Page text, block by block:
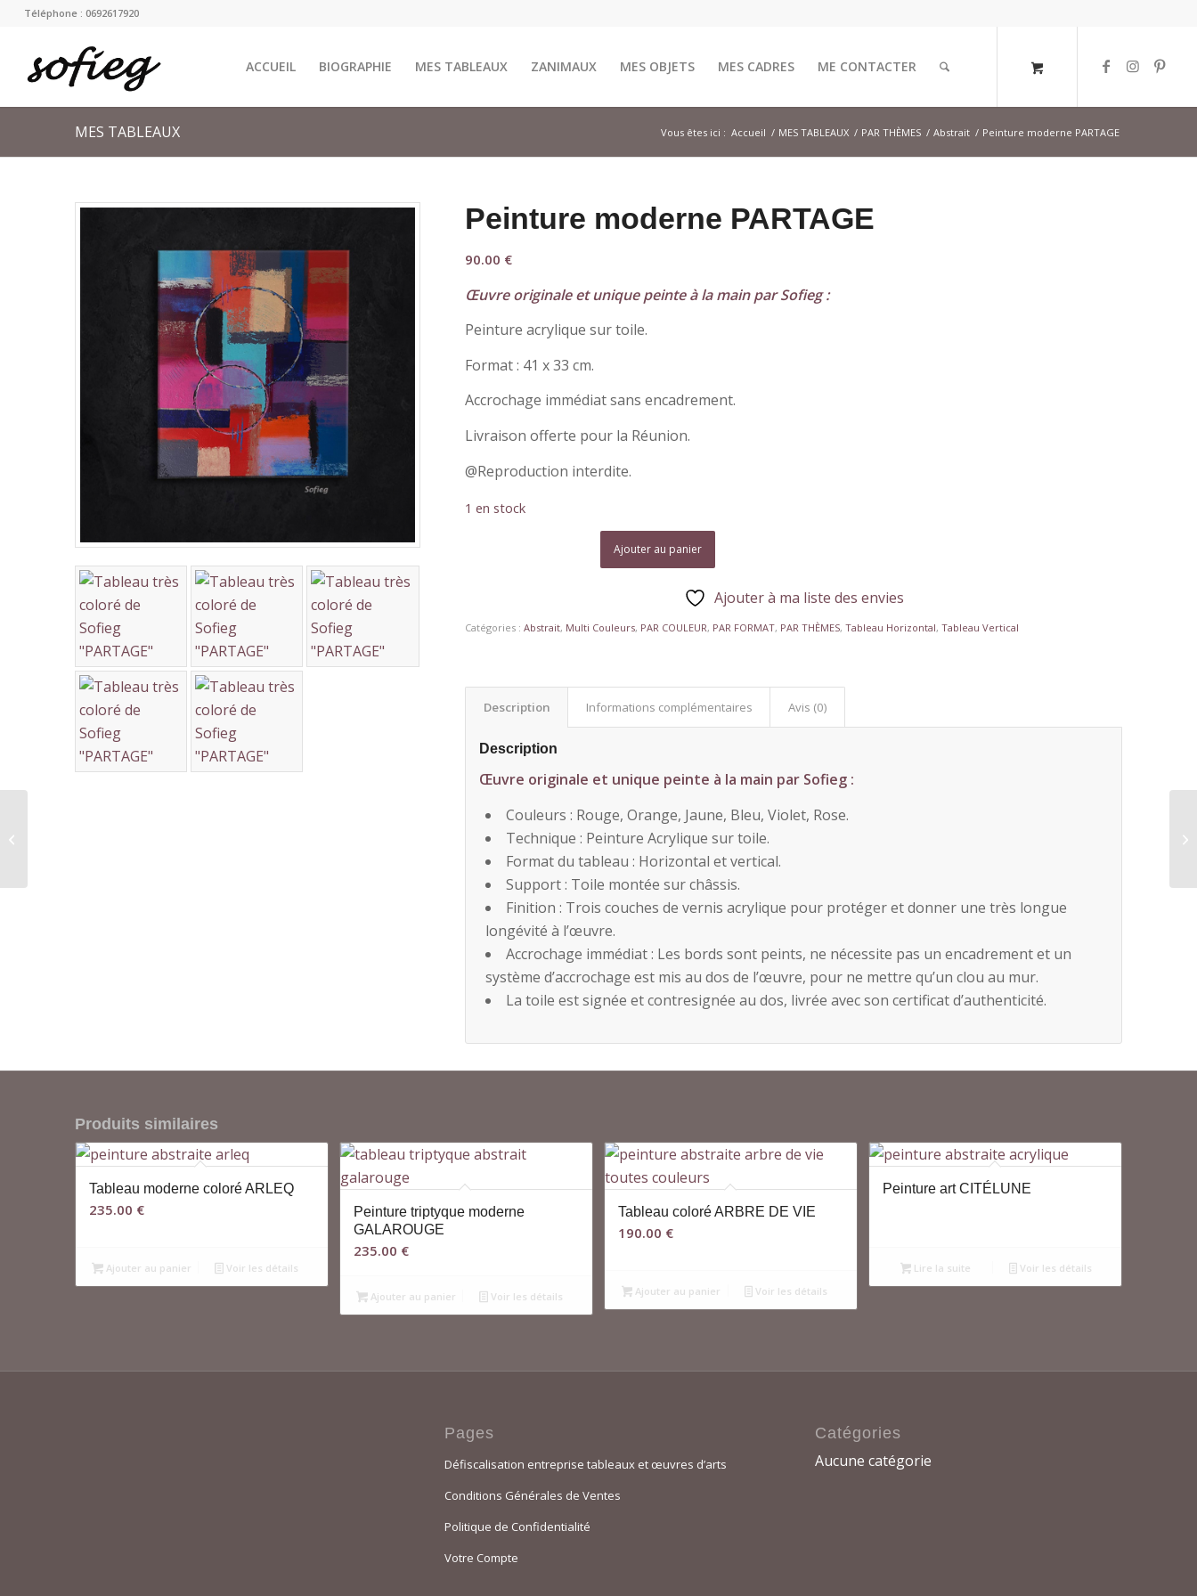
Téléphone : 0692617920
ACCUEIL BIOGRAPHIE MES TABLEAUX ZANIMAUX MES OBJETS MES CADRES ME CONTACTER
MES TABLEAUX Vous êtes ici : Accueil / MES TABLEAUX / PAR THÈMES / Abstrait / Peinture moderne PARTAGE
Peinture moderne PARTAGE
90.00 €
Œuvre originale et unique peinte à la main par Sofieg :
Peinture acrylique sur toile.
Format : 41 x 33 cm.
Accrochage immédiat sans encadrement.
Livraison offerte pour la Réunion.
@Reproduction interdite.
1 en stock
Ajouter au panier
Ajouter à ma liste des envies
Catégories : Abstrait, Multi Couleurs, PAR COULEUR, PAR FORMAT, PAR THÈMES, Tableau Horizontal, Tableau Vertical
Description Informations complémentaires Avis (0)
Description
Œuvre originale et unique peinte à la main par Sofieg :
Couleurs : Rouge, Orange, Jaune, Bleu, Violet, Rose.
Technique : Peinture Acrylique sur toile.
Format du tableau : Horizontal et vertical.
Support : Toile montée sur châssis.
Finition : Trois couches de vernis acrylique pour protéger et donner une très longue
longévité à l’œuvre.
Accrochage immédiat : Les bords sont peints, ne nécessite pas un encadrement et un
système d’accrochage est mis au dos de l’œuvre, pour ne mettre qu’un clou au mur.
La toile est signée et contresignée au dos, livrée avec son certificat d’authenticité.
Produits similaires
Tableau moderne coloré ARLEQ
235.00 €
Ajouter au panier Voir les détails
Peinture triptyque moderne
GALAROUGE
235.00 €
Ajouter au panier Voir les détails
Tableau coloré ARBRE DE VIE
190.00 €
Ajouter au panier Voir les détails
Peinture art CITÉLUNE
Lire la suite Voir les détails
Pages
Défiscalisation entreprise tableaux et œuvres d’arts
Conditions Générales de Ventes
Politique de Confidentialité
Votre Compte
Catégories
Aucune catégorie